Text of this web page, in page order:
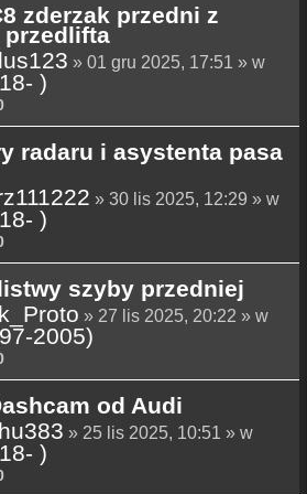
zderzak przedni z
» 01 gru 2025, 17:51 » w
)
radaru i asystenta pasa
» 30 lis 2025, 12:29 » w
)
szyby przedniej
» 27 lis 2025, 20:22 » w
2005)
od Audi
» 25 lis 2025, 10:51 » w
)